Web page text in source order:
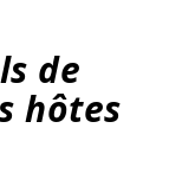
de
hôtes